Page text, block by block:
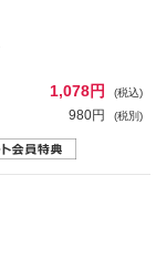
1,078円 (税込)
980円 (税別)